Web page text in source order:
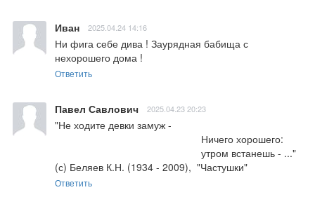
Иван 2025.04.24 14:16
Ни фига себе дива ! Заурядная бабища с
нехорошего дома !
Ответить
Павел Савлович 2025.04.23 20:23
"Не ходите девки замуж -
(с) Беляев К.Н. (1934 - 2009),  "Частушки"
Ответить